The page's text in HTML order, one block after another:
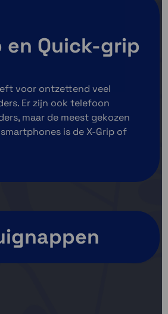
en Quick-grip
voor ontzettend veel
Er zijn ook telefoon
maar de meest gekozen
is de X-Grip of